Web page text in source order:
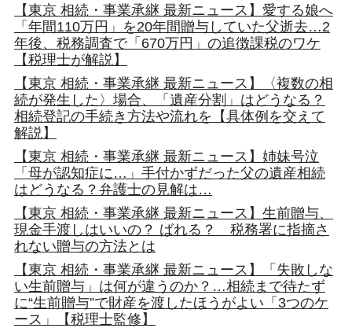
【東京 相続・事業承継 最新ニュース】愛する娘へ
「年間110万円」を20年間贈与していた父逝去…2
年後、税務調査で「670万円」の追徴課税のワケ
【税理士が解説】
【東京 相続・事業承継 最新ニュース】〈複数の相
続が発生した〉場合、「遺産分割」はどうなる？
相続登記の手続き方法や流れを【具体例を交えて
解説】
【東京 相続・事業承継 最新ニュース】姉妹号泣
「母が認知症に…」手付かずだった父の遺産相続
はどうなる？弁護士の見解は…
【東京 相続・事業承継 最新ニュース】生前贈与、
現金手渡しはいいの？ ばれる？ 税務署に指摘さ
れない贈与の方法とは
【東京 相続・事業承継 最新ニュース】「失敗しな
い生前贈与」は何が違うのか？…相続まで待たず
に“生前贈与”で財産を渡したほうがよい「3つのケ
ース」【税理士監修】